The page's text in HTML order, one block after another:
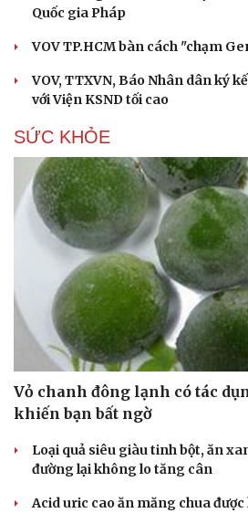
Du lịch
Tư vấn
Săn Tour
check-in
Đọc
Quốc gia Pháp
VOV TP.HCM bàn cách "chạm
VOV, TTXVN, Báo Nhân dân ký
với Viện KSND tối cao
SỨC KHỎE
Vỏ chanh đông lạnh có tác
khiến bạn bất ngờ
Loại quả siêu giàu tinh bột, ăn
đường lại không lo tăng cân
Acid uric cao ăn măng chua được